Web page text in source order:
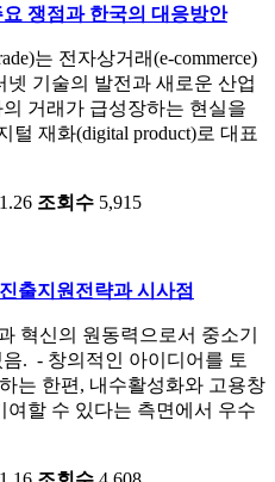
쟁점과 한국의 대응방안
는 전자상거래(e-commerce)
기술의 발전과 새로운 산업
거래가 급성장하는 현실을
털 재화(digital product)로 대표
조회수 5,915
출지원전략과 시사점
혁신의 원동력으로서 중소기
. - 창의적인 아이디어를 토
는 한편, 내수활성화와 고용창
여할 수 있다는 측면에서 우수